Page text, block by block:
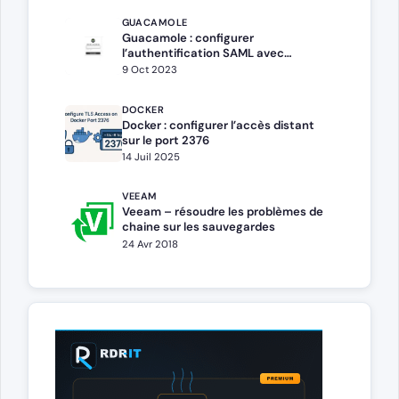
GUACAMOLE
Guacamole : configurer
l’authentification SAML avec
Windows ADFS
9 Oct 2023
DOCKER
Docker : configurer l’accès distant
sur le port 2376
14 Juil 2025
VEEAM
Veeam – résoudre les problèmes de
chaine sur les sauvegardes
24 Avr 2018